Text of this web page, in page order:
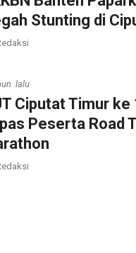
Stunting di
lalu
Ciputat Timur ke
Peserta Road